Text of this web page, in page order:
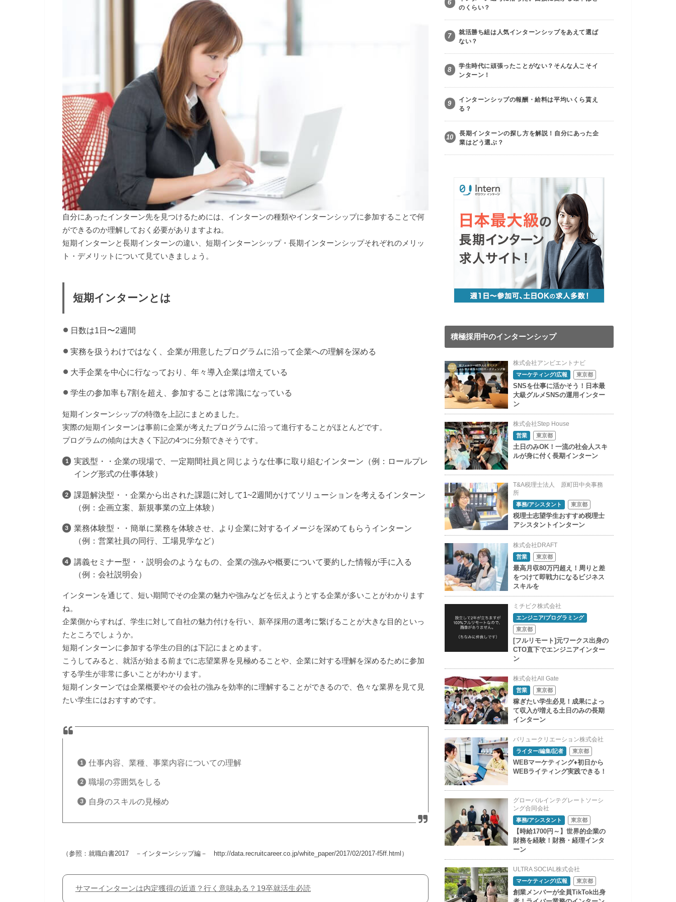
自分にあったインターン先を見つけるためには、インターンの種類やインターンシップに参加することで何
ができるのか理解しておく必要がありますよね。
短期インターンと長期インターンの違い、短期インターンシップ・長期インターンシップそれぞれのメリッ
ト・デメリットについて見ていきましょう。
短期インターンとは
日数は1日〜2週間
実務を扱うわけではなく、企業が用意したプログラムに沿って企業への理解を深める
大手企業を中心に行なっており、年々導入企業は増えている
学生の参加率も7割を超え、参加することは常識になっている
短期インターンシップの特徴を上記にまとめました。
実際の短期インターンは事前に企業が考えたプログラムに沿って進行することがほとんどです。
プログラムの傾向は大きく下記の4つに分類できそうです。
実践型・・企業の現場で、一定期間社員と同じような仕事に取り組むインターン（例：ロールプレ
イング形式の仕事体験）
課題解決型・・企業から出された課題に対して1~2週間かけてソリューションを考えるインターン
（例：企画立案、新規事業の立上体験）
業務体験型・・簡単に業務を体験させ、より企業に対するイメージを深めてもらうインターン
（例：営業社員の同行、工場見学など）
講義セミナー型・・説明会のようなもの、企業の強みや概要について要約した情報が手に入る
（例：会社説明会）
インターンを通じて、短い期間でその企業の魅力や強みなどを伝えようとする企業が多いことがわかります
ね。
企業側からすれば、学生に対して自社の魅力付けを行い、新卒採用の選考に繋げることが大きな目的といっ
たところでしょうか。
短期インターンに参加する学生の目的は下記にまとめます。
こうしてみると、就活が始まる前までに志望業界を見極めることや、企業に対する理解を深めるために参加
する学生が非常に多いことがわかります。
短期インターンでは企業概要やその会社の強みを効率的に理解することができるので、色々な業界を見て見
たい学生にはおすすめです。
仕事内容、業種、事業内容についての理解
職場の雰囲気をしる
自身のスキルの見極め
（参照：就職白書2017 －インターンシップ編－ http://data.recruitcareer.co.jp/white_paper/2017/02/2017-f5ff.html）
サマーインターンは内定獲得の近道？行く意味ある？19卒就活生必読
6
のくらい？
7
就活勝ち組は人気インターンシップをあえて選ば
ない？
8
学生時代に頑張ったことがない？そんな人こそイ
ンターン！
9
インターンシップの報酬・給料は平均いくら貰え
る？
10
長期インターンの探し方を解説！自分にあった企
業はどう選ぶ？
積極採用中のインターンシップ
株式会社アンビエントナビ
マーケティング/広報 東京都
SNSを仕事に活かそう！日本最
大級グルメSNSの運用インター
ン
株式会社Step House
営業 東京都
土日のみOK！一流の社会人スキ
ルが身に付く長期インターン
T&A税理士法人 原町田中央事務
所
事務/アシスタント 東京都
税理士志望学生おすすめ税理士
アシスタントインターン
株式会社DRAFT
営業 東京都
最高月収80万円超え！周りと差
をつけて即戦力になるビジネス
スキルを
ミチビク株式会社
エンジニア/プログラミング
東京都
[フルリモート]元ワークス出身の
CTO直下でエンジニアインター
ン
株式会社All Gate
営業 東京都
稼ぎたい学生必見！成果によっ
て収入が増える土日のみの長期
インターン
バリュークリエーション株式会社
ライター/編集/記者 東京都
WEBマーケティング♦初日から
WEBライティング実践できる！
グローバルインテグレートソーシ
ング合同会社
事務/アシスタント 東京都
【時給1700円～】世界的企業の
財務を経験！財務・経理インタ
ーン
ULTRA SOCIAL株式会社
マーケティング/広報 東京都
創業メンバーが全員TikTok出身